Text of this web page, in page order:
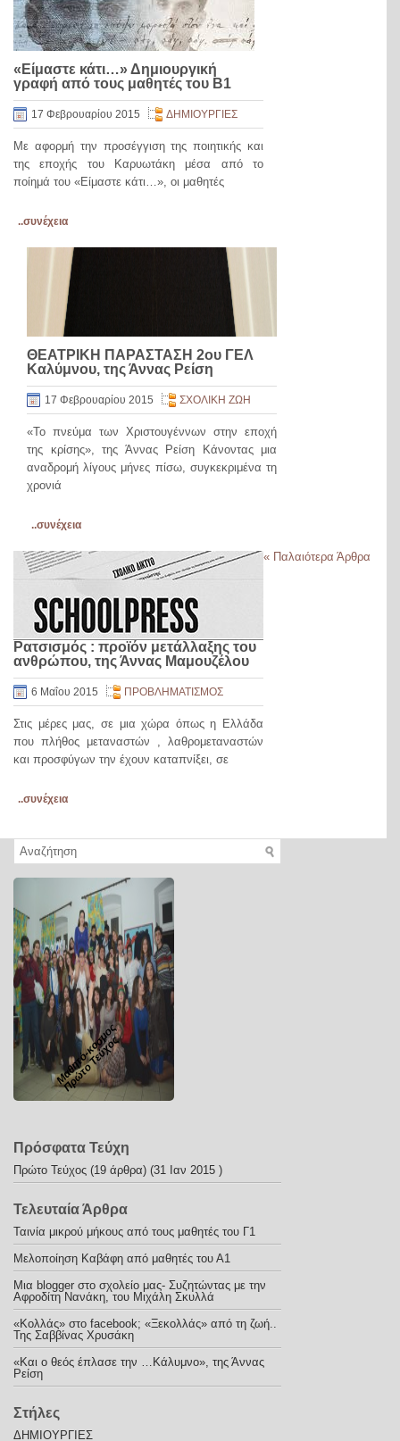
«Είμαστε κάτι…» Δημιουργική
γραφή από τους μαθητές του Β1
17 Φεβρουαρίου 2015 ΔΗΜΙΟΥΡΓΙΕΣ
Με αφορμή την προσέγγιση της ποιητικής και
της εποχής του Καρυωτάκη μέσα από το
ποίημά του «Είμαστε κάτι…», οι μαθητές
..συνέχεια
ΘΕΑΤΡΙΚΗ ΠΑΡΑΣΤΑΣΗ 2ου ΓΕΛ
Καλύμνου, της Άννας Ρείση
17 Φεβρουαρίου 2015 ΣΧΟΛΙΚΗ ΖΩΗ
«Το πνεύμα των Χριστουγέννων στην εποχή
της κρίσης», της Άννας Ρείση Κάνοντας μια
αναδρομή λίγους μήνες πίσω, συγκεκριμένα τη
χρονιά
..συνέχεια
Ρατσισμός : προϊόν μετάλλαξης του
ανθρώπου, της Άννας Μαμουζέλου
6 Μαΐου 2015 ΠΡΟΒΛΗΜΑΤΙΣΜΟΣ
Στις μέρες μας, σε μια χώρα όπως η Ελλάδα
που πλήθος μεταναστών , λαθρομεταναστών
και προσφύγων την έχουν καταπνίξει, σε
..συνέχεια
« Παλαιότερα Άρθρα
Μαθητό-κοσμος
Πρώτο Τεύχος
Πρόσφατα Τεύχη
Πρώτο Τεύχος (19 άρθρα) (31 Ιαν 2015 )
Τελευταία Άρθρα
Ταινία μικρού μήκους από τους μαθητές του Γ1
Μελοποίηση Καβάφη από μαθητές του Α1
Μια blogger στο σχολείο μας- Συζητώντας με την
Αφροδίτη Νανάκη, του Μιχάλη Σκυλλά
«Κολλάς» στο facebook; «Ξεκολλάς» από τη ζωή..
Της Σαββίνας Χρυσάκη
«Και ο θεός έπλασε την …Κάλυμνο», της Άννας
Ρείση
Στήλες
ΔΗΜΙΟΥΡΓΙΕΣ